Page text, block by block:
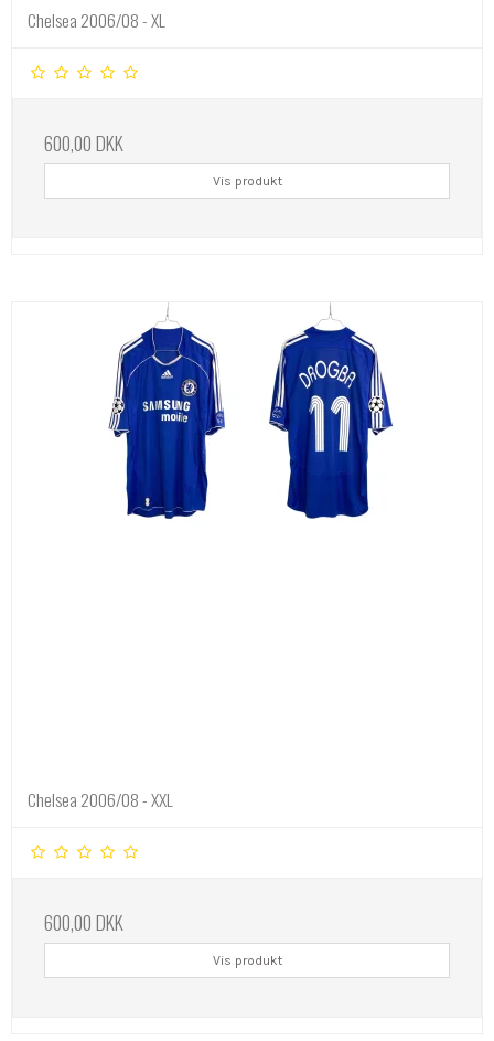
Chelsea 2006/08 - XL
600,00 DKK
Vis produkt
Chelsea 2006/08 - XXL
600,00 DKK
Vis produkt